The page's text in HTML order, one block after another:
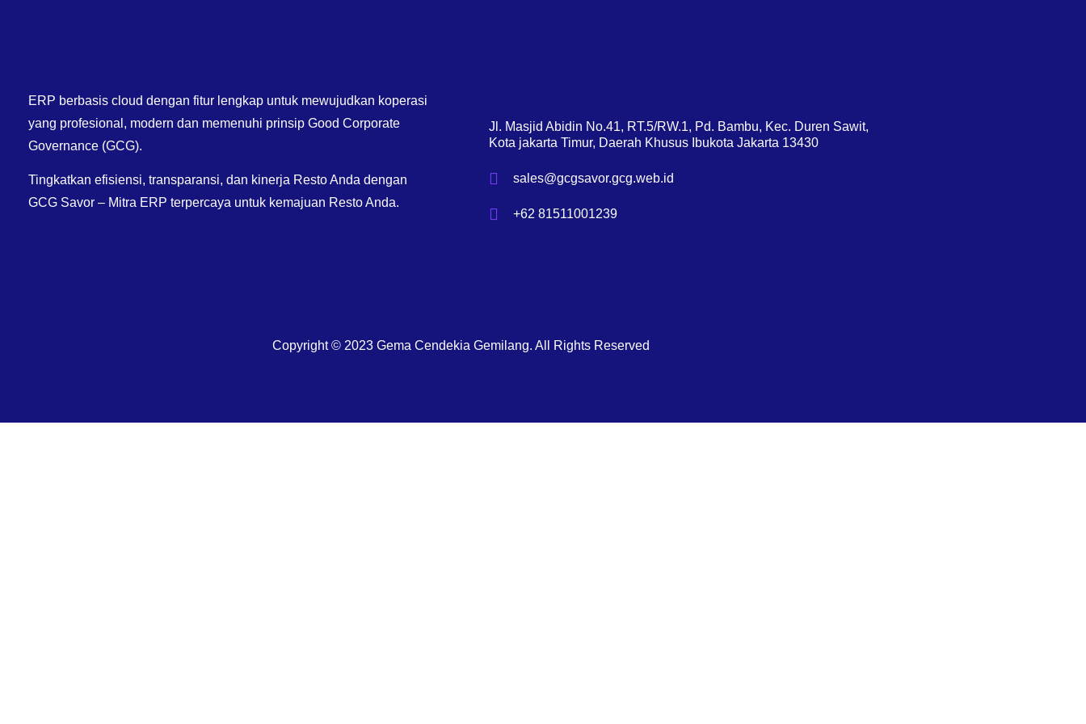
ERP berbasis cloud dengan fitur lengkap untuk mewujudkan koperasi
yang profesional, modern dan memenuhi prinsip Good Corporate
Governance (GCG).
Tingkatkan efisiensi, transparansi, dan kinerja Resto Anda dengan
GCG Savor – Mitra ERP terpercaya untuk kemajuan Resto Anda.
Jl. Masjid Abidin No.41, RT.5/RW.1, Pd. Bambu, Kec. Duren Sawit,
Kota jakarta Timur, Daerah Khusus Ibukota Jakarta 13430
sales@gcgsavor.gcg.web.id
+62 81511001239
Copyright © 2023 Gema Cendekia Gemilang. All Rights Reserved